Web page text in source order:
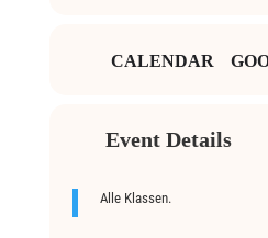
CALENDAR
Event Details
Alle Klassen.